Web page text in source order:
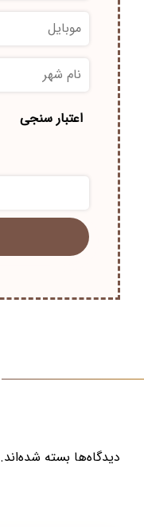
خانوادگی
موبایل
نام
شهر
*
اعتبار سنجی
دیدگاه‌ها بسته شده‌اند.